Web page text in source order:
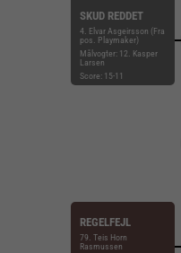
SKUD REDDET
4. Elvar Asgeirsson (Fra
pos. Playmaker)
Målvogter: 12. Kasper
Larsen
Score: 15-11
REGELFEJL
79. Teis Horn
Rasmussen